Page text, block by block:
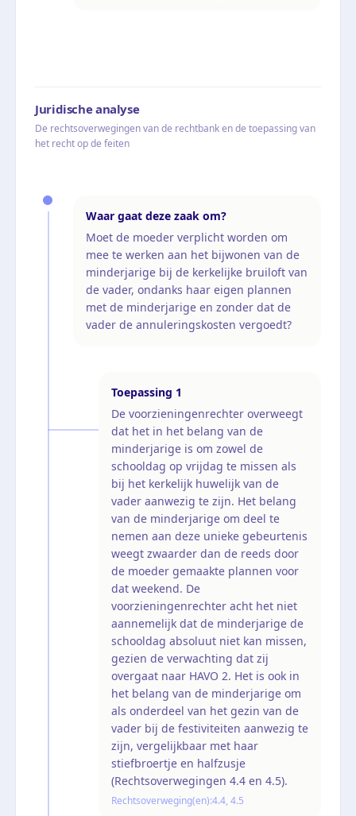
Juridische analyse
De rechtsoverwegingen van de rechtbank en de toepassing van
het recht op de feiten
Waar gaat deze zaak om?
Moet de moeder verplicht worden om
mee te werken aan het bijwonen van de
minderjarige bij de kerkelijke bruiloft van
de vader, ondanks haar eigen plannen
met de minderjarige en zonder dat de
vader de annuleringskosten vergoedt?
Toepassing 1
De voorzieningenrechter overweegt
dat het in het belang van de
minderjarige is om zowel de
schooldag op vrijdag te missen als
bij het kerkelijk huwelijk van de
vader aanwezig te zijn. Het belang
van de minderjarige om deel te
nemen aan deze unieke gebeurtenis
weegt zwaarder dan de reeds door
de moeder gemaakte plannen voor
dat weekend. De
voorzieningenrechter acht het niet
aannemelijk dat de minderjarige de
schooldag absoluut niet kan missen,
gezien de verwachting dat zij
overgaat naar HAVO 2. Het is ook in
het belang van de minderjarige om
als onderdeel van het gezin van de
vader bij de festiviteiten aanwezig te
zijn, vergelijkbaar met haar
stiefbroertje en halfzusje
(Rechtsoverwegingen 4.4 en 4.5).
Rechtsoverweging(en):4.4, 4.5